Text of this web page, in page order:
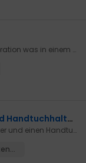
Verkaufe Badezimmer Dekoration was in einem sehr guten Zustand ist. Ich verkaufe nur an Selbstabholer und versende nicht. Es können auch gerne einzelne Teile gekauft werden.
Ikea Klorollenhalter und Handtuchhalter Skogsviken schwarz matt
Verkaufe einen Klorollenhalter und einen Handtuchhalter (60cm breit) von Ikea mit dem klangvollen Namen Skogsviken. Werden auf Grund eines Umzugs nicht mehr benötigt. Wurden nicht lange verwendet, sehen aus wie neu.Klorollenhalter: 2€Handtuchhalter: 5€Tierfreier Nichtraucherhaushalt.
14059 Charlottenburg